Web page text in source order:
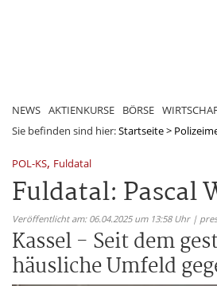
NEWS AKTIENKURSE BÖRSE
Sie befinden sind hier:Startseite>
POL-KS, Fuldatal
Fuldatal: Pascal
Veröffentlicht am: 06.04.2025 um 13:58 Uhr |
Kassel - Seit dem
häusliche Umfeld